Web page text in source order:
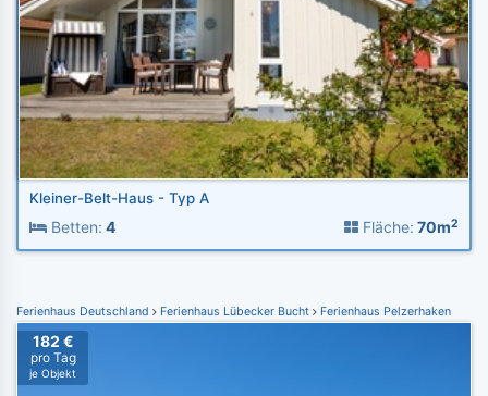
Kleiner-Belt-Haus - Typ A
Betten: 4 Fläche: 70m2
Ferienhaus Deutschland Ferienhaus Lübecker Bucht Ferienhaus Pelzerhaken
182 €
pro Tag
je Objekt